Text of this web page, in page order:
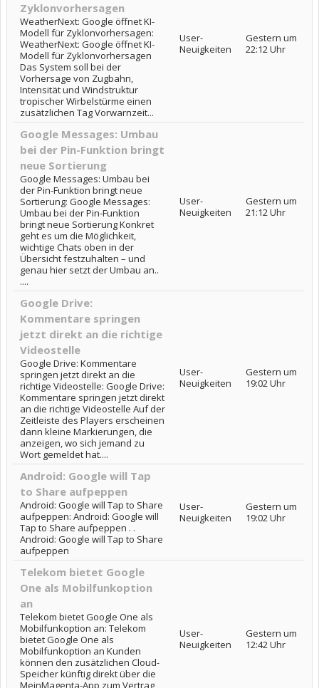
Zyklonvorhersagen
WeatherNext: Google öffnet KI-
Modell für Zyklonvorhersagen:
WeatherNext: Google öffnet KI-
Modell für Zyklonvorhersagen
Das System soll bei der
Vorhersage von Zugbahn,
Intensität und Windstruktur
tropischer Wirbelstürme einen
zusätzlichen Tag Vorwarnzeit...
User-
Neuigkeiten
Gestern um
22:12 Uhr
Google Messages: Umbau
bei der Pin-Funktion bringt
neue Sortierung
Google Messages: Umbau bei
der Pin-Funktion bringt neue
Sortierung: Google Messages:
Umbau bei der Pin-Funktion
bringt neue Sortierung Konkret
geht es um die Möglichkeit,
wichtige Chats oben in der
Übersicht festzuhalten – und
genau hier setzt der Umbau an..
....
User-
Neuigkeiten
Gestern um
21:12 Uhr
Google Drive:
Kommentare springen
jetzt direkt an die richtige
Videostelle
Google Drive: Kommentare
springen jetzt direkt an die
richtige Videostelle: Google Drive:
Kommentare springen jetzt direkt
an die richtige Videostelle Auf der
Zeitleiste des Players erscheinen
dann kleine Markierungen, die
anzeigen, wo sich jemand zu
Wort gemeldet hat....
User-
Neuigkeiten
Gestern um
19:02 Uhr
Android: Google will Tap
to Share aufpeppen
Android: Google will Tap to Share
aufpeppen: Android: Google will
Tap to Share aufpeppen . .
Android: Google will Tap to Share
aufpeppen
User-
Neuigkeiten
Gestern um
19:02 Uhr
Telekom bietet Google
One als Mobilfunkoption
an
Telekom bietet Google One als
Mobilfunkoption an: Telekom
bietet Google One als
Mobilfunkoption an Kunden
können den zusätzlichen Cloud-
Speicher künftig direkt über die
MeinMagenta-App zum Vertrag
User-
Neuigkeiten
Gestern um
12:42 Uhr